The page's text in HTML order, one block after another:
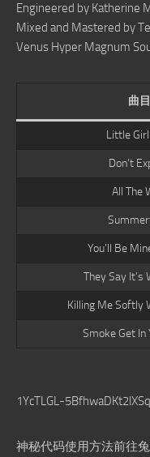
Engineered by Katherine
Mixed and Mastered by
Venus Hyper Magnum
曲目
Little
Don’t
All The
You’ll Be
They Say It’s
Killing Me Softly
Smoke Get In
1YcTLGL-
神秘代码使用方法前往